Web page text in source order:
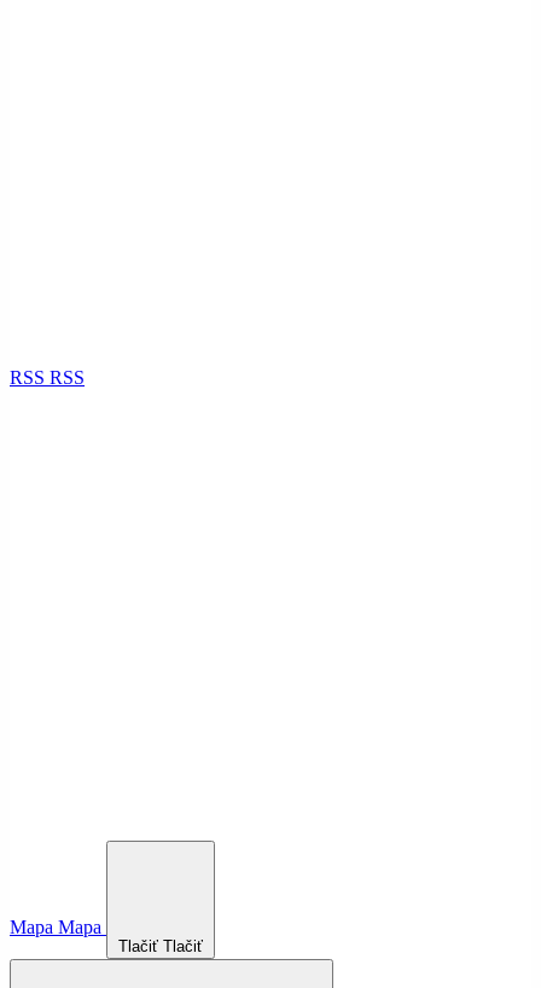
RSS RSS
Mapa Mapa
Tlačiť Tlačiť